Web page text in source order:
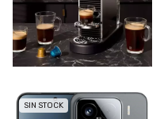
SIN STOCK